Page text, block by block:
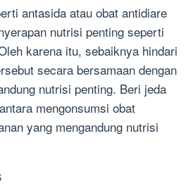
antasida atau obat antidiare
nutrisi penting seperti
karena itu, sebaiknya hindari
secara bersamaan dengan
nutrisi penting. Beri jeda
mengonsumsi obat
yang mengandung nutrisi